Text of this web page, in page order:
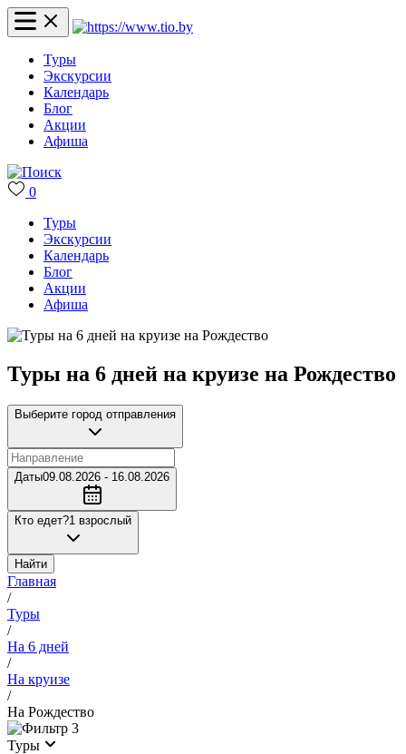
Туры
Экскурсии
Календарь
Блог
Акции
Афиша
0
Туры
Экскурсии
Календарь
Блог
Акции
Афиша
Туры на 6 дней на круизе на Рождество
Выберите город отправления
Даты09.08.2026 - 16.08.2026
Кто едет?1 взрослый
Найти
Главная
/
Туры
/
На 6 дней
/
На круизе
/
На Рождество
3
Туры